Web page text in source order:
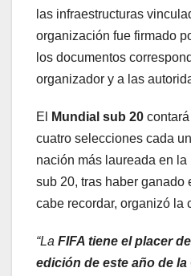
las infraestructuras
organización fue firmado
los documentos
organizador y a las
El Mundial sub 20
cuatro selecciones cada
nación más laureada en la
sub 20, tras haber ganado
cabe recordar, organizó la
“La FIFA tiene el placer
edición de este año de